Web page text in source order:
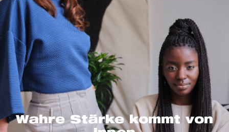
Wahre Stärke kommt von